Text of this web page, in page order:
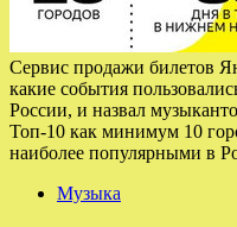
Сервис продажи билетов
какие события
России, и назвал
Топ-10 как минимум 10
наиболее популярными в
Музыка